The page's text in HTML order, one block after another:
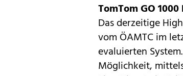
TomTom GO 1000
Das derzeitige
vom ÖAMTC im
evaluierten
Möglichkeit,